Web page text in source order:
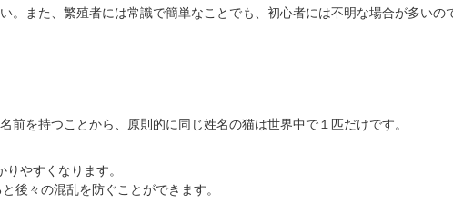
また、繁殖者には常識で簡単なことでも、初心者には不明な場合が多い
を持つことから、原則的に同じ姓名の猫は世界中で１匹だけです。
やすくなります。
後々の混乱を防ぐことができます。